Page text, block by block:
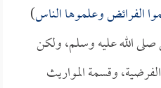
الفرائض وعلموها الناس)
الله عليه وسلم، ولكن
وقسمة المواريث